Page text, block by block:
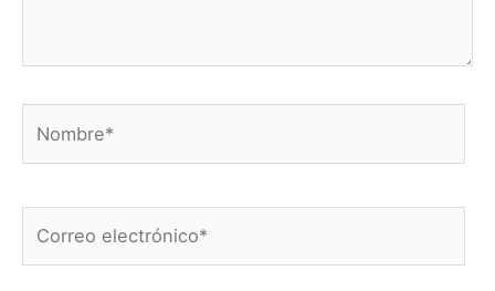
electrónico*